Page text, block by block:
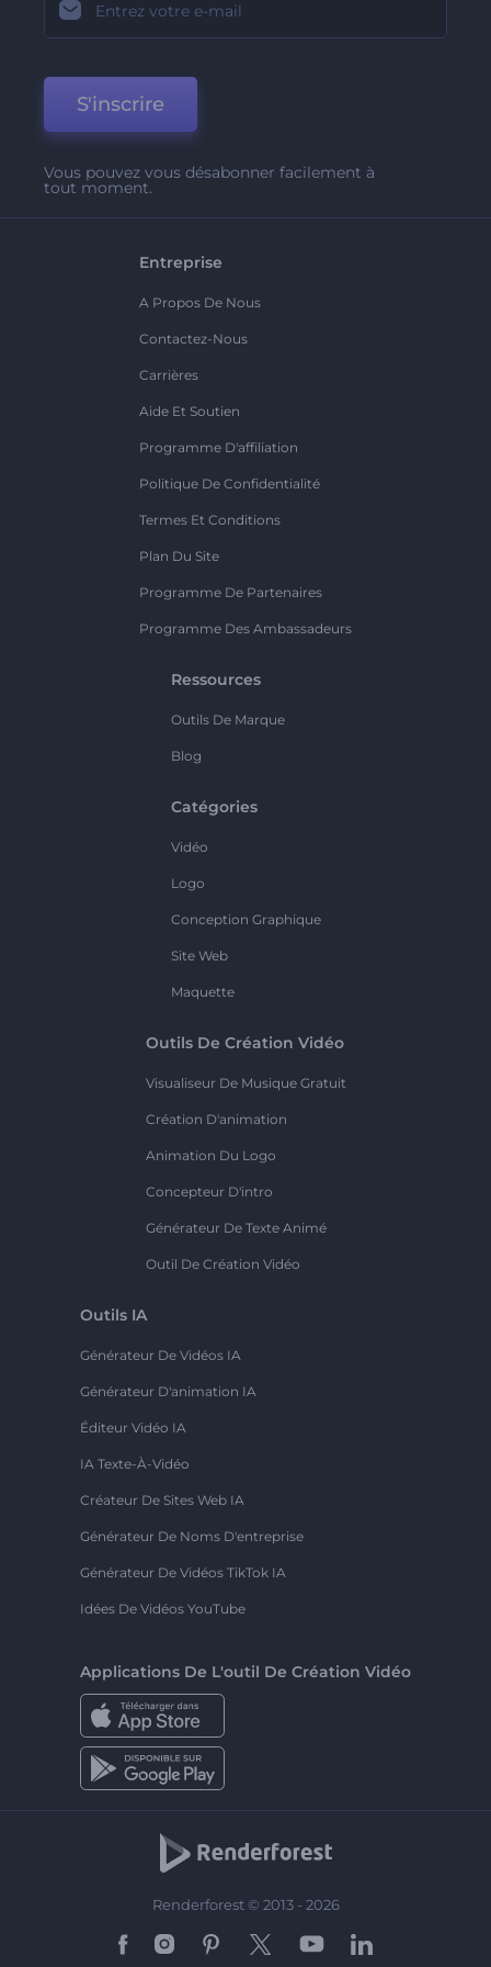
S'inscrire
Vous pouvez vous désabonner facilement à
tout moment.
Entreprise
A Propos De Nous
Contactez-Nous
Carrières
Aide Et Soutien
Programme D'affiliation
Politique De Confidentialité
Termes Et Conditions
Plan Du Site
Programme De Partenaires
Programme Des Ambassadeurs
Ressources
Outils De Marque
Blog
Catégories
Vidéo
Logo
Conception Graphique
Site Web
Maquette
Outils De Création Vidéo
Visualiseur De Musique Gratuit
Création D'animation
Animation Du Logo
Concepteur D'intro
Générateur De Texte Animé
Outil De Création Vidéo
Outils IA
Générateur De Vidéos IA
Générateur D'animation IA
Éditeur Vidéo IA
IA Texte-À-Vidéo
Créateur De Sites Web IA
Générateur De Noms D'entreprise
Générateur De Vidéos TikTok IA
Idées De Vidéos YouTube
Applications De L'outil De Création Vidéo
Renderforest © 2013 - 2026